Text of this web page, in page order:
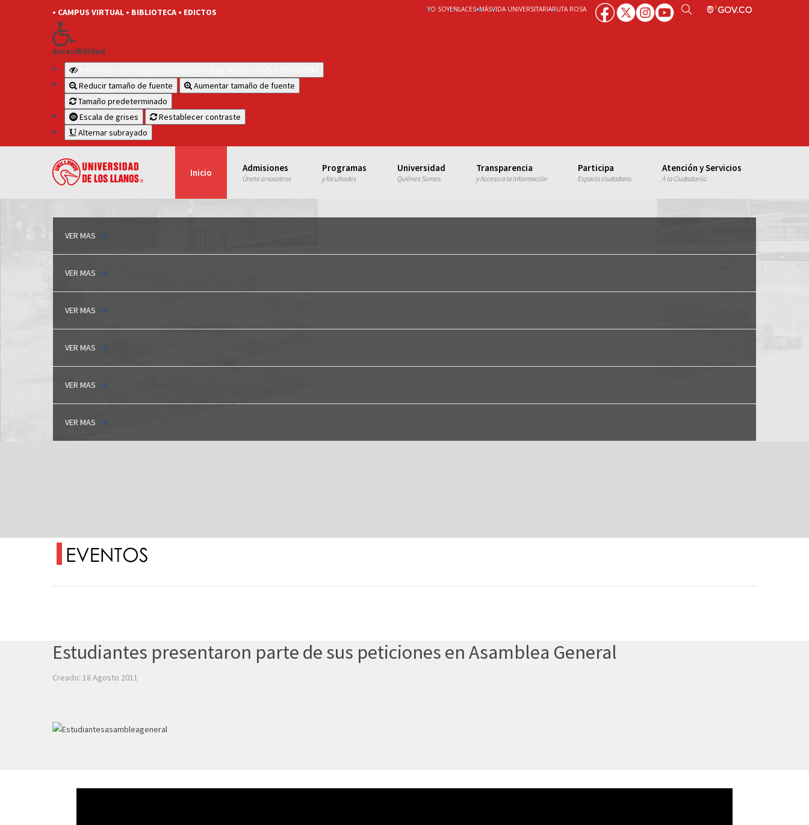
• CAMPUS VIRTUAL • BIBLIOTECA • EDICTOS
Accesibilidad
Reducir tamaño de fuente
Aumentar tamaño de fuente
Tamaño predeterminado
Escala de grises
Restablecer contraste
Alternar subrayado
YO SOYENLACES+MÁSVIDA UNIVERSITARIARUTA ROSA
Inicio Admisiones
Únete a nosotros
Programas
y facultades
Universidad
Quiénes Somos
Transparencia
y Acceso a la información
Participa
Espacio ciudadano
Atención y Servicios
A la Ciudadanía
VER MAS
VER MAS
VER MAS
VER MAS
VER MAS
VER MAS
Estudiantes presentaron parte de sus peticiones en Asamblea General
Creado: 18 Agosto 2011